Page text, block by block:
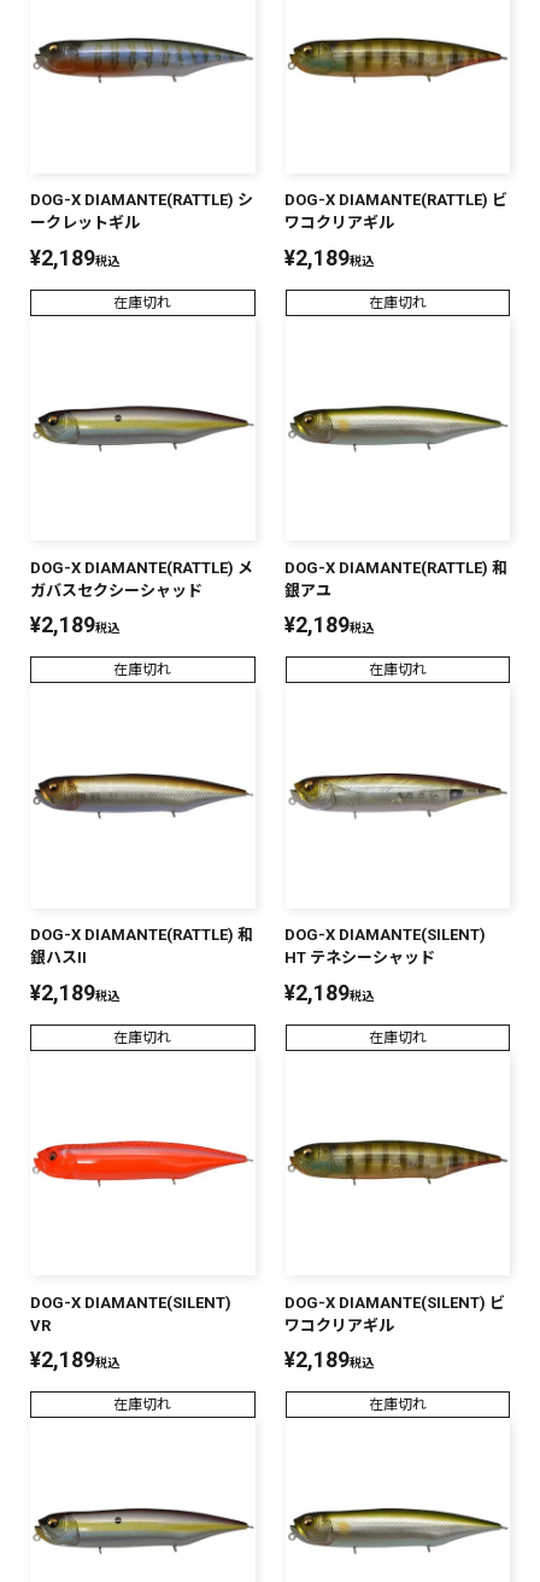
DOG-X DIAMANTE(RATTLE) シ
ークレットギル
¥2,189税込
在庫切れ
DOG-X DIAMANTE(RATTLE) ビ
ワコクリアギル
¥2,189税込
在庫切れ
DOG-X DIAMANTE(RATTLE) メ
ガバスセクシーシャッド
¥2,189税込
在庫切れ
DOG-X DIAMANTE(RATTLE) 和
銀アユ
¥2,189税込
在庫切れ
DOG-X DIAMANTE(RATTLE) 和
銀ハスII
¥2,189税込
在庫切れ
DOG-X DIAMANTE(SILENT)
HT テネシーシャッド
¥2,189税込
在庫切れ
DOG-X DIAMANTE(SILENT)
VR
¥2,189税込
在庫切れ
DOG-X DIAMANTE(SILENT) ビ
ワコクリアギル
¥2,189税込
在庫切れ